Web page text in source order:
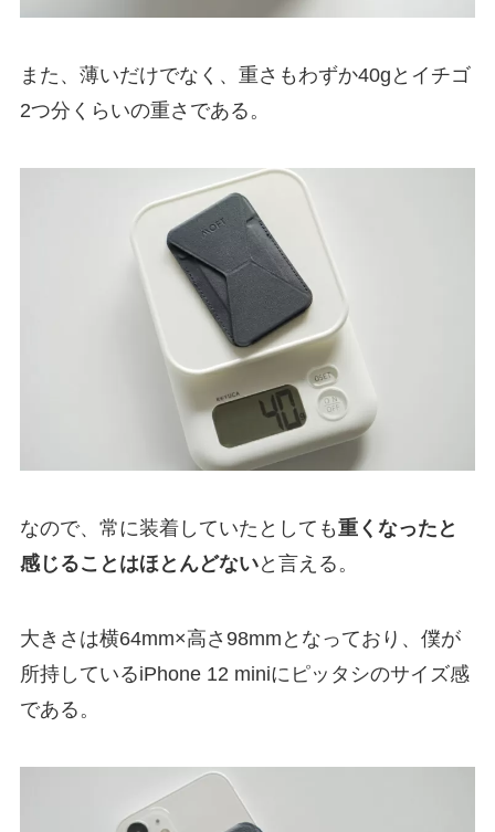
また、薄いだけでなく、重さもわずか40gとイチゴ
2つ分くらいの重さである。
なので、常に装着していたとしても重くなったと
感じることはほとんどないと言える。
大きさは横64mm×高さ98mmとなっており、僕が
所持しているiPhone 12 miniにピッタシのサイズ感
である。